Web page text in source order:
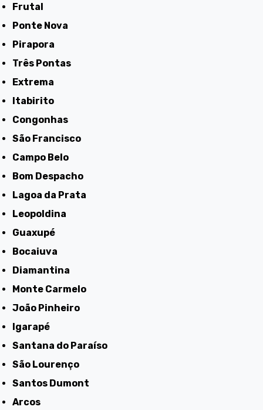
Frutal
Ponte Nova
Pirapora
Três Pontas
Extrema
Itabirito
Congonhas
São Francisco
Campo Belo
Bom Despacho
Lagoa da Prata
Leopoldina
Guaxupé
Bocaiuva
Diamantina
Monte Carmelo
João Pinheiro
Igarapé
Santana do Paraíso
São Lourenço
Santos Dumont
Arcos